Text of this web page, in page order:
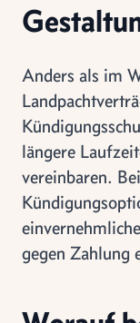
Anders als im
längere
vereinbaren.
gegen Zahlung